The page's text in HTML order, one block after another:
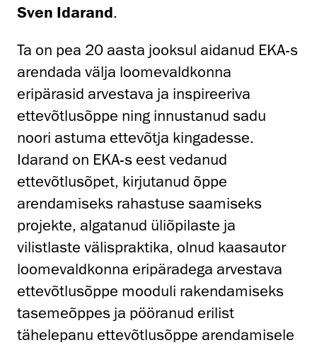
Sven Idarand.
Ta on pea 20 aasta jooksul aidanud EKA-s
arendada välja loomevaldkonna
eripärasid arvestava ja inspireeriva
ettevõtlusõppe ning innustanud sadu
noori astuma ettevõtja kingadesse.
Idarand on EKA-s eest vedanud
ettevõtlusõpet, kirjutanud õppe
arendamiseks rahastuse saamiseks
projekte, algatanud üliõpilaste ja
vilistlaste välispraktika, olnud kaasautor
loomevaldkonna eripäradega arvestava
ettevõtlusõppe mooduli rakendamiseks
tasemeõppes ja pööranud erilist
tähelepanu ettevõtlusõppe arendamisele